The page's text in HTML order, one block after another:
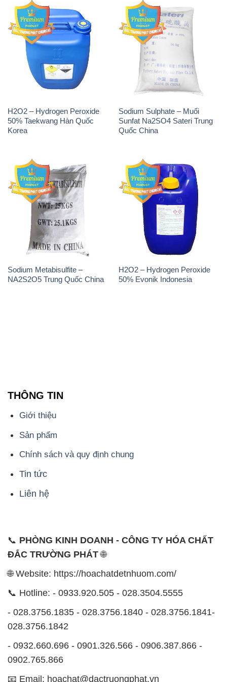
H2O2 – Hydrogen Peroxide
50% Taekwang Hàn Quốc
Korea
Sodium Sulphate – Muối
Sunfat Na2SO4 Sateri Trung
Quốc China
Sodium Metabisulfite –
NA2S2O5 Trung Quốc China
H2O2 – Hydrogen Peroxide
50% Evonik Indonesia
THÔNG TIN
Giới thiệu
Sản phẩm
Chính sách và quy định chung
Tin tức
Liên hệ
📞 PHÒNG KINH DOANH - CÔNG TY HÓA CHẤT
ĐẮC TRƯỜNG PHÁT🌐
🌐 Website: https://hoachatdetnhuom.com/
📞 Hotline: - 0933.920.505 - 028.3504.5555
- 028.3756.1835 - 028.3756.1840 - 028.3756.1841-
028.3756.1842
- 0932.660.696 - 0901.326.566 - 0906.387.866 -
0902.765.866
📧 Email: hoachat@dactruongphat.vn